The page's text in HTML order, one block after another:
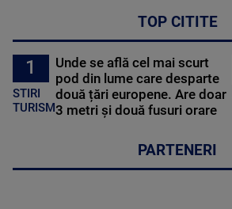
TOP CITITE
1
STIRI
TURISM
Unde se află cel mai scurt
pod din lume care desparte
două țări europene. Are doar
3 metri și două fusuri orare
PARTENERI